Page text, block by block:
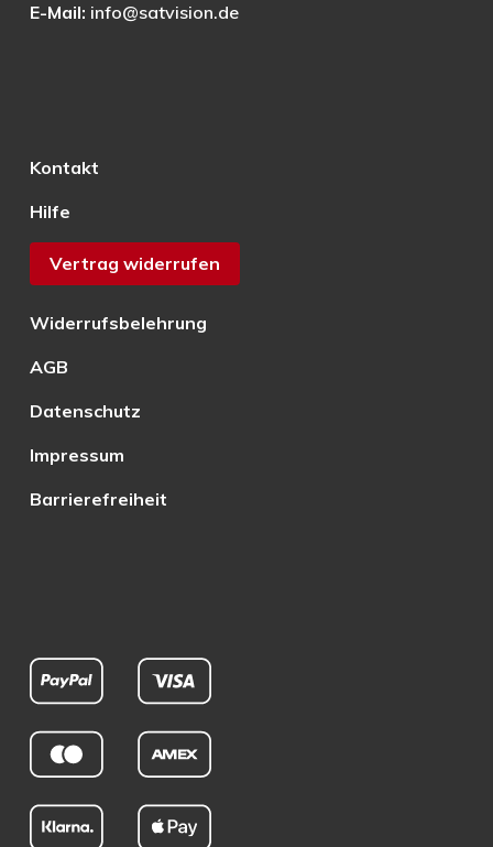
E-Mail: info@satvision.de
Kontakt
Hilfe
Vertrag widerrufen
Widerrufsbelehrung
AGB
Datenschutz
Impressum
Barrierefreiheit